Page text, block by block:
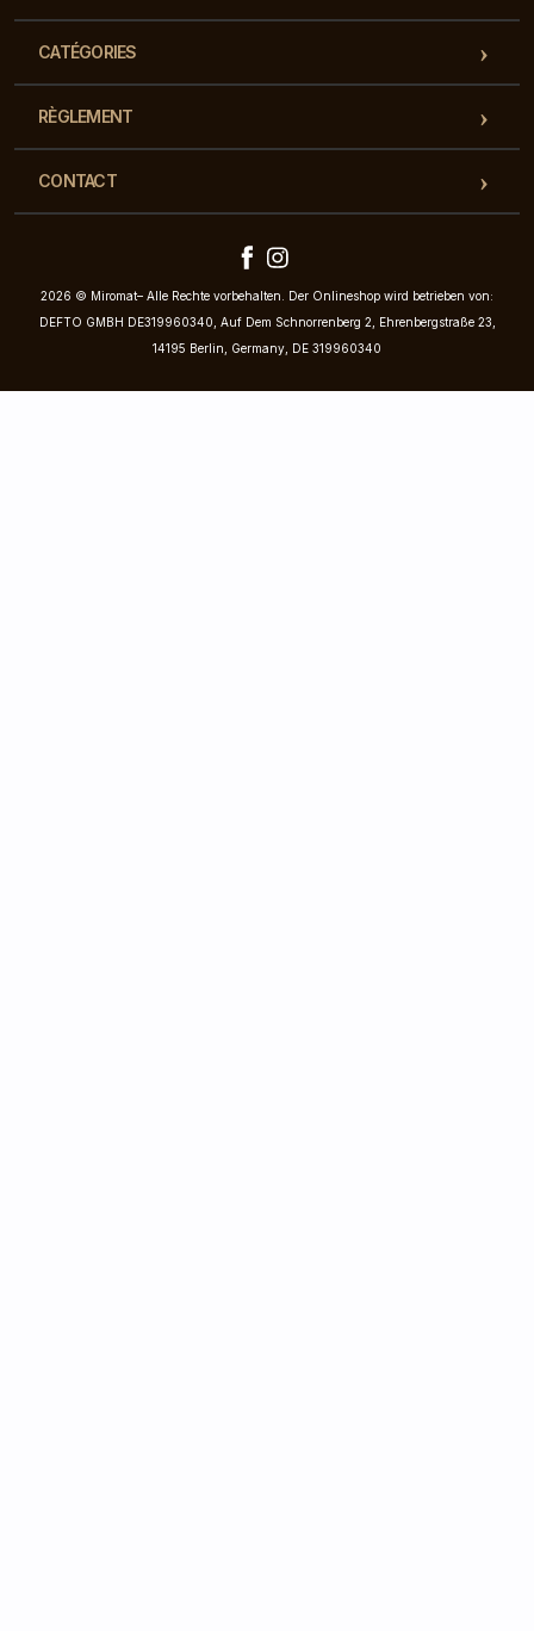
CATÉGORIES
RÈGLEMENT
CONTACT
2026 © Miromat– Alle Rechte vorbehalten. Der Onlineshop wird betrieben von:
DEFTO GMBH DE319960340, Auf Dem Schnorrenberg 2, Ehrenbergstraße 23,
14195 Berlin, Germany, DE 319960340